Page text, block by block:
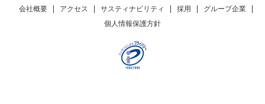
会社概要 アクセス サスティナビリティ 採用
グループ企業
個人情報保護方針